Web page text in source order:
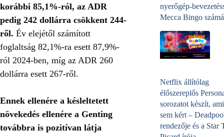
korábbi 85,1%-ról, az ADR
pedig 242 dollárra csökkent 244-
ről. Év elejétől számított
foglaltság 82,1%-ra esett 87,9%-
ról 2024-ben, míg az ADR 260
dollárra esett 267-ről.
Ennek ellenére a késleltetett
növekedés ellenére a Genting
továbbra is pozitívan látja
nyerőgép-
Mecca Bingo
Netflix állítólag
élőszereplős
sorozatot készít,
sem kért –
rendezője és a Star